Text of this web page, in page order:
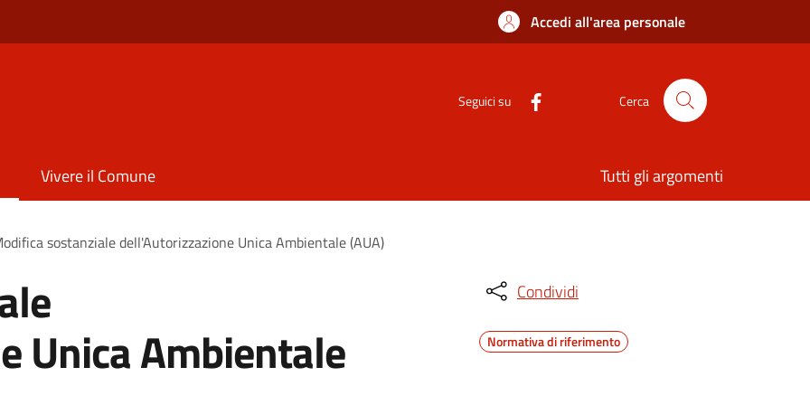
Accedi all'area personale
Seguici su Cerca
Vivere il Comune Tutti gli argomenti
sostanziale dell'Autorizzazione Unica Ambientale (AUA)
Unica Ambientale
Condividi
Normativa di riferimento